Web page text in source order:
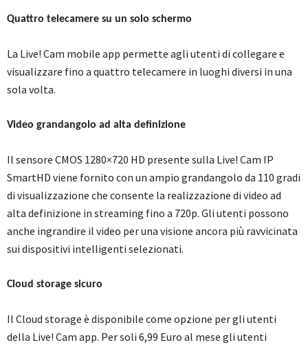
Quattro telecamere su un solo schermo
La Live! Cam mobile app permette agli utenti di collegare e
visualizzare fino a quattro telecamere in luoghi diversi in una
sola volta.
Video grandangolo ad alta definizione
Il sensore CMOS 1280×720 HD presente sulla Live! Cam IP
SmartHD viene fornito con un ampio grandangolo da 110 gradi
di visualizzazione che consente la realizzazione di video ad
alta definizione in streaming fino a 720p. Gli utenti possono
anche ingrandire il video per una visione ancora più ravvicinata
sui dispositivi intelligenti selezionati.
Cloud storage sicuro
Il Cloud storage è disponibile come opzione per gli utenti
della Live! Cam app. Per soli 6,99 Euro al mese gli utenti